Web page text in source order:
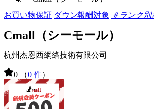
お買い物保証 ダウン報酬対象 ＃ランク
Cmall（シーモール）
杭州杰恩西網絡技術有限公司
0 （0 件）